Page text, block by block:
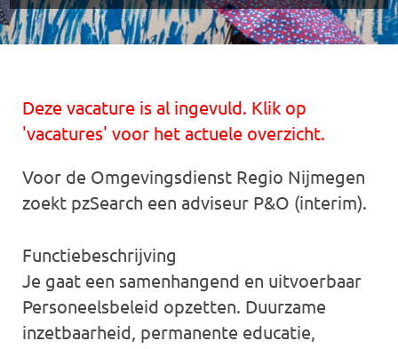
Deze vacature is al ingevuld. Klik op
'vacatures' voor het actuele overzicht.
Voor de Omgevingsdienst Regio Nijmegen
zoekt pzSearch een adviseur P&O (interim).
Functiebeschrijving
Je gaat een samenhangend en uitvoerbaar
Personeelsbeleid opzetten. Duurzame
inzetbaarheid, permanente educatie,